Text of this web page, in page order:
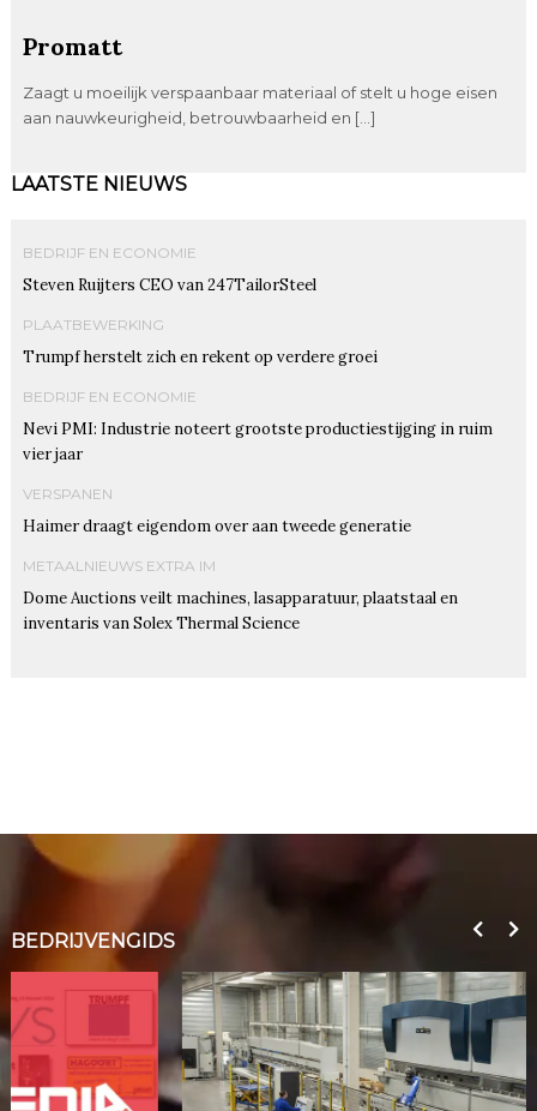
Promatt
Zaagt u moeilijk verspaanbaar materiaal of stelt u hoge eisen
aan nauwkeurigheid, betrouwbaarheid en […]
LAATSTE NIEUWS
BEDRIJF EN ECONOMIE
Steven Ruijters CEO van 247TailorSteel
PLAATBEWERKING
Trumpf herstelt zich en rekent op verdere groei
BEDRIJF EN ECONOMIE
Nevi PMI: Industrie noteert grootste productiestijging in ruim
vier jaar
VERSPANEN
Haimer draagt eigendom over aan tweede generatie
METAALNIEUWS EXTRA IM
Dome Auctions veilt machines, lasapparatuur, plaatstaal en
inventaris van Solex Thermal Science
BEDRIJVENGIDS